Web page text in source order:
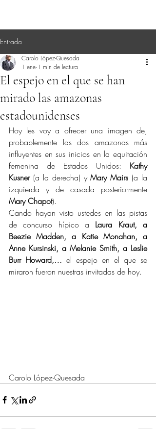
Entrada
El espejo en el que se han
mirado las amazonas
estadounidenses
Carolo López-Quesada
1 ene 1 min de lectura
Hoy les voy a ofrecer una imagen de,
probablemente las dos amazonas más
influyentes en sus inicios en la equitación
femenina de Estados Unidos: Kathy
Kusner (a la derecha) y Mary Mairs (a la
Mary Chapot).
Cando hayan visto ustedes en las pistas
de concurso hípico a Laura Kraut, a
Beezie Madden, a Katie Monahan, a
Anne Kursinski, a Melanie Smith, a Leslie
Burr Howard,… el espejo en el que se
miraron fueron nuestras invitadas de hoy.
Carolo López-Quesada